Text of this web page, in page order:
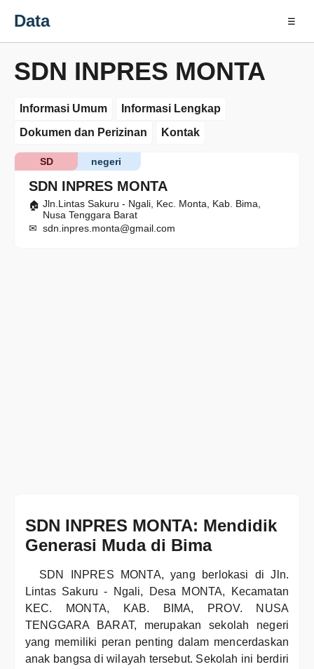
Data ☰
SDN INPRES MONTA
Informasi Umum
Informasi Lengkap
Dokumen dan Perizinan
Kontak
SDN INPRES MONTA
negeri
SD
Jln.Lintas Sakuru - Ngali, Kec. Monta, Kab. Bima,
Nusa Tenggara Barat
sdn.inpres.monta@gmail.com
SDN INPRES MONTA: Mendidik
Generasi Muda di Bima
SDN INPRES MONTA, yang berlokasi di Jln.
Lintas Sakuru - Ngali, Desa MONTA, Kecamatan
KEC. MONTA, KAB. BIMA, PROV. NUSA
TENGGARA BARAT, merupakan sekolah negeri
yang memiliki peran penting dalam mencerdaskan
anak bangsa di wilayah tersebut. Sekolah ini berdiri